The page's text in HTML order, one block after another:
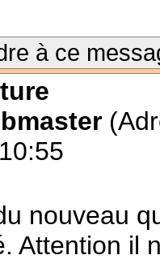
à ce
nouveau
Attention il